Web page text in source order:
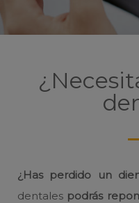
¿Has perdido un
dentales podrás